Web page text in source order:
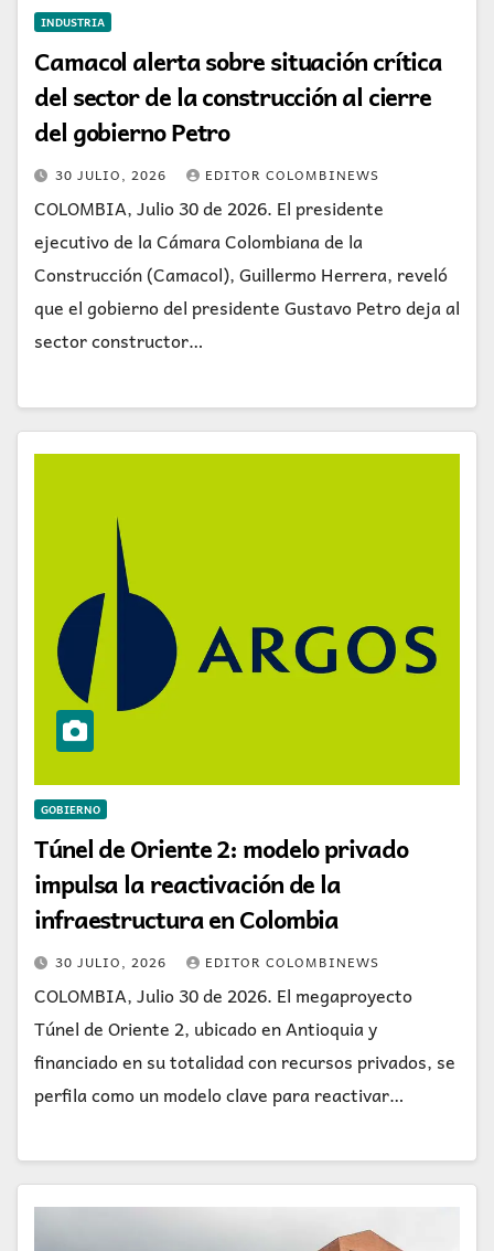
INDUSTRIA
Camacol alerta sobre situación crítica
del sector de la construcción al cierre
del gobierno Petro
30 JULIO, 2026 EDITOR COLOMBINEWS
COLOMBIA, Julio 30 de 2026. El presidente
ejecutivo de la Cámara Colombiana de la
Construcción (Camacol), Guillermo Herrera, reveló
que el gobierno del presidente Gustavo Petro deja al
sector constructor…
GOBIERNO
Túnel de Oriente 2: modelo privado
impulsa la reactivación de la
infraestructura en Colombia
30 JULIO, 2026 EDITOR COLOMBINEWS
COLOMBIA, Julio 30 de 2026. El megaproyecto
Túnel de Oriente 2, ubicado en Antioquia y
financiado en su totalidad con recursos privados, se
perfila como un modelo clave para reactivar…